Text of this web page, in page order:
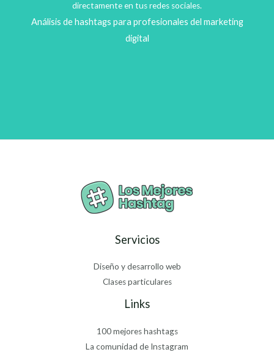
directamente en tus redes sociales.
Análisis de hashtags para profesionales del marketing
digital
Servicios
Diseño y desarrollo web
Clases particulares
Links
100 mejores hashtags
La comunidad de Instagram